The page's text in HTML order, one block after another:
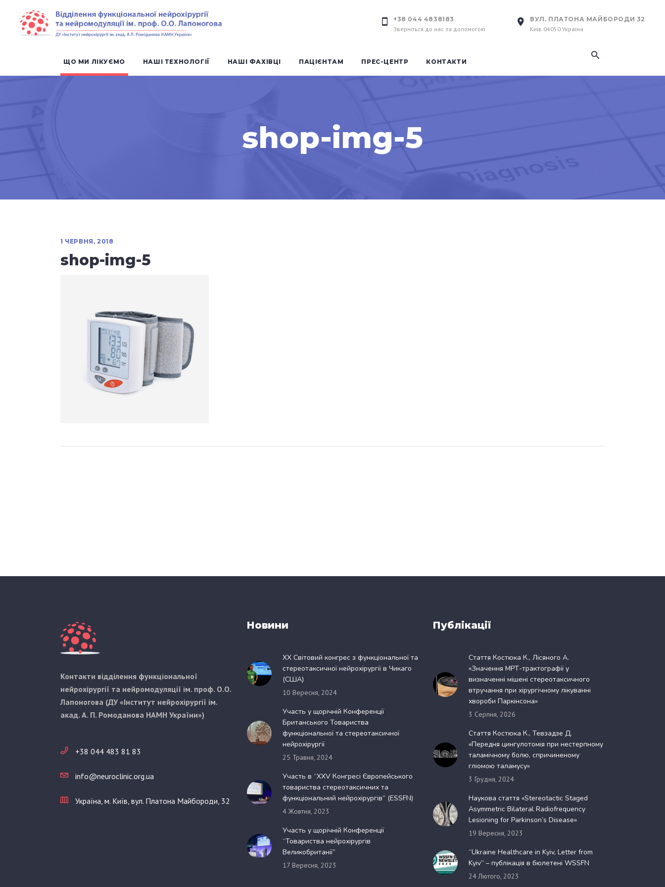
+38 044 4838183
Зверніться до нас за допомогою
ВУЛ. ПЛАТОНА МАЙБОРОДИ 32
Київ 04050 Україна
ЩО МИ ЛІКУЄМО НАШІ ТЕХНОЛОГІЇ НАШІ ФАХІВЦІ ПАЦІЄНТАМ ПРЕС-ЦЕНТР КОНТАКТИ
shop-img-5
1 ЧЕРВНЯ, 2018
shop-img-5
Контакти відділення функціональної
нейрохірургії та нейромодуляції ім. проф. О.О.
Лапоногова (ДУ «Інститут нейрохірургії ім.
акад. А. П. Ромоданова НАМН України»)
+38 044 483 81 83
info@neuroclinic.org.ua
Україна, м. Київ, вул. Платона Майбороди, 32
Новини
XX Світовий конгрес з функціональної та
стереотаксичної нейрохірургії в Чикаго
(США)
10 Вересня, 2024
Участь у щорічній Конференції
Британського Товариства
функціональної та стереотаксичної
нейрохірургії
25 Травня, 2024
Участь в “XXV Конгресі Європейського
товариства стереотаксичних та
функціональний нейрохірургів” (ESSFN)
4 Жовтня, 2023
Участь у щорічній Конференції
“Товариства нейрохірургів
Великобританії”
17 Вересня, 2023
Публікації
Стаття Костюка К., Лісяного А.
«Значення МРТ-трактографії у
визначенні мішені стереотаксичного
втручання при хірургічному лікуванні
хвороби Паркінсона»
3 Серпня, 2026
Стаття Костюка К., Тевзадзе Д.
«Передня цингулотомія при нестерпному
таламічному болю, спричиненому
гліомою таламусу»
3 Грудня, 2024
Наукова стаття «Stereotactic Staged
Asymmetric Bilateral Radiofrequency
Lesioning for Parkinson’s Disease»
19 Вересня, 2023
“Ukraine Healthcare in Kyiv, Letter from
Kyiv” – публікація в бюлетені WSSFN
24 Лютого, 2023